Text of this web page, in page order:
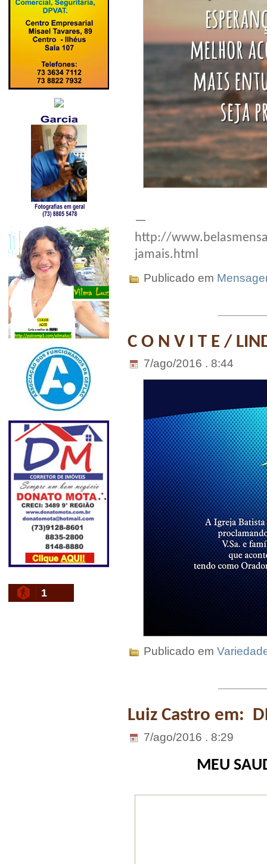
1
—
http://
jamais.html
Publicado em
C O N V I T E /
7/ago/2016 . 8:44
Publicado em
Luiz Castro em:
7/ago/2016 . 8:29
MEU